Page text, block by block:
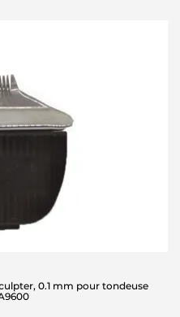
0.1 mm pour tondeuse